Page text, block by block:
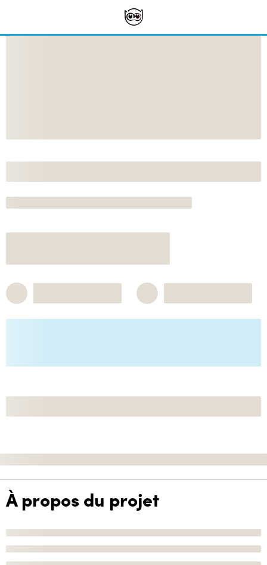
À propos du projet